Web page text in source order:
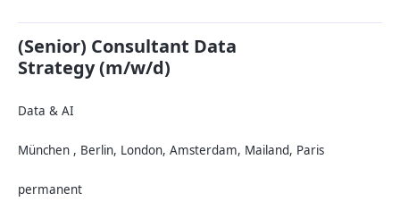
(Senior) Consultant Data
Strategy (m/w/d)
Data & AI
München , Berlin, London, Amsterdam, Mailand, Paris
permanent